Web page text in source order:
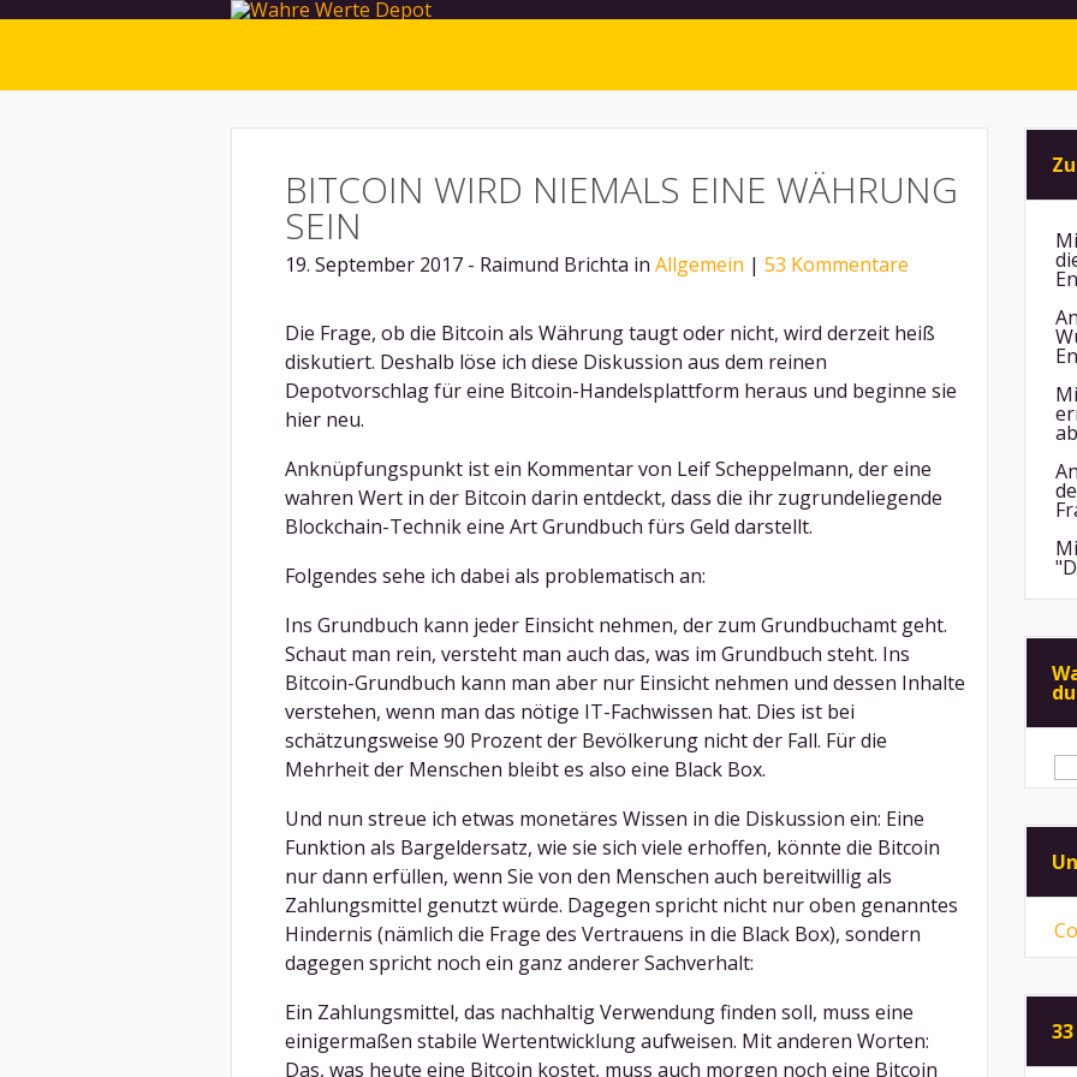
BITCOIN WIRD NIEMALS EINE WÄHRUNG
SEIN
19. September 2017 - Raimund Brichta in Allgemein | 53 Kommentare
Die Frage, ob die Bitcoin als Währung taugt oder nicht, wird derzeit heiß
diskutiert. Deshalb löse ich diese Diskussion aus dem reinen
Depotvorschlag für eine Bitcoin-Handelsplattform heraus und beginne sie
hier neu.
Anknüpfungspunkt ist ein Kommentar von Leif Scheppelmann, der eine
wahren Wert in der Bitcoin darin entdeckt, dass die ihr zugrundeliegende
Blockchain-Technik eine Art Grundbuch fürs Geld darstellt.
Folgendes sehe ich dabei als problematisch an:
Ins Grundbuch kann jeder Einsicht nehmen, der zum Grundbuchamt geht.
Schaut man rein, versteht man auch das, was im Grundbuch steht. Ins
Bitcoin-Grundbuch kann man aber nur Einsicht nehmen und dessen Inhalte
verstehen, wenn man das nötige IT-Fachwissen hat. Dies ist bei
schätzungsweise 90 Prozent der Bevölkerung nicht der Fall. Für die
Mehrheit der Menschen bleibt es also eine Black Box.
Und nun streue ich etwas monetäres Wissen in die Diskussion ein: Eine
Funktion als Bargeldersatz, wie sie sich viele erhoffen, könnte die Bitcoin
nur dann erfüllen, wenn Sie von den Menschen auch bereitwillig als
Zahlungsmittel genutzt würde. Dagegen spricht nicht nur oben genanntes
Hindernis (nämlich die Frage des Vertrauens in die Black Box), sondern
dagegen spricht noch ein ganz anderer Sachverhalt:
Ein Zahlungsmittel, das nachhaltig Verwendung finden soll, muss eine
einigermaßen stabile Wertentwicklung aufweisen. Mit anderen Worten:
Das, was heute eine Bitcoin kostet, muss auch morgen noch eine Bitcoin